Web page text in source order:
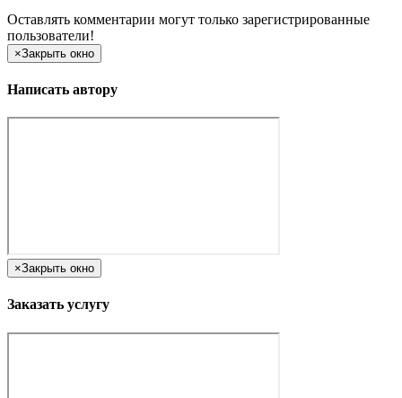
Оставлять комментарии могут только зарегистрированные
пользователи!
×Закрыть окно
Написать автору
×Закрыть окно
Заказать услугу